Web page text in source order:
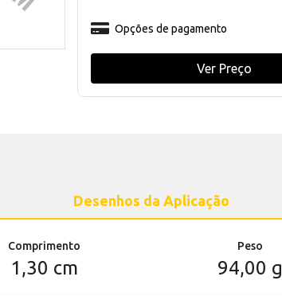
Opções de pagamento
Ver Preço
Desenhos da Aplicação
Comprimento
1,30 cm
Peso
94,00 g